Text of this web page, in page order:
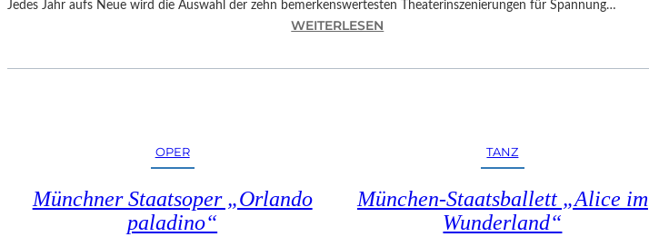
Jedes Jahr aufs Neue wird die Auswahl der zehn bemerkenswertesten Theaterinszenierungen für Spannung…
WEITERLESEN
E
6
OPER
Münchner Staatsoper „Orlando
paladino“
TANZ
München-Staatsballett „Alice im
Wunderland“